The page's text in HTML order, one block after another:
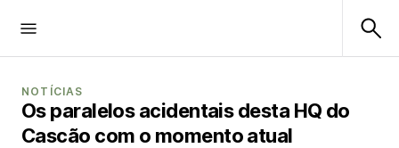
NOTÍCIAS
Os paralelos acidentais desta HQ do
Cascão com o momento atual